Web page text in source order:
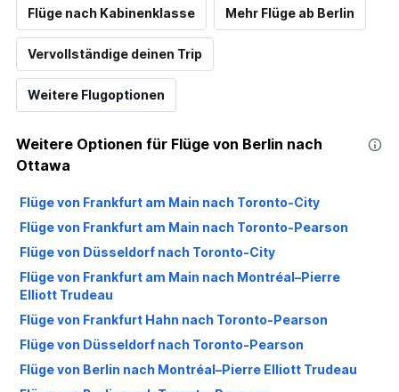
Flüge nach Kabinenklasse Mehr Flüge ab Berlin
Vervollständige deinen Trip
Weitere Flugoptionen
Weitere Optionen für Flüge von Berlin nach
Ottawa
Flüge von Frankfurt am Main nach Toronto-City
Flüge von Frankfurt am Main nach Toronto-Pearson
Flüge von Düsseldorf nach Toronto-City
Flüge von Frankfurt am Main nach Montréal–Pierre
Elliott Trudeau
Flüge von Frankfurt Hahn nach Toronto-Pearson
Flüge von Düsseldorf nach Toronto-Pearson
Flüge von Berlin nach Montréal–Pierre Elliott Trudeau